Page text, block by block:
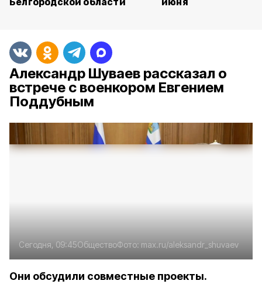
Александр Шуваев рассказал о
встрече с военкором Евгением
Поддубным
Сегодня, 09:45ОбществоФото: max.ru/aleksandr_shuvaev
Они обсудили совместные проекты.